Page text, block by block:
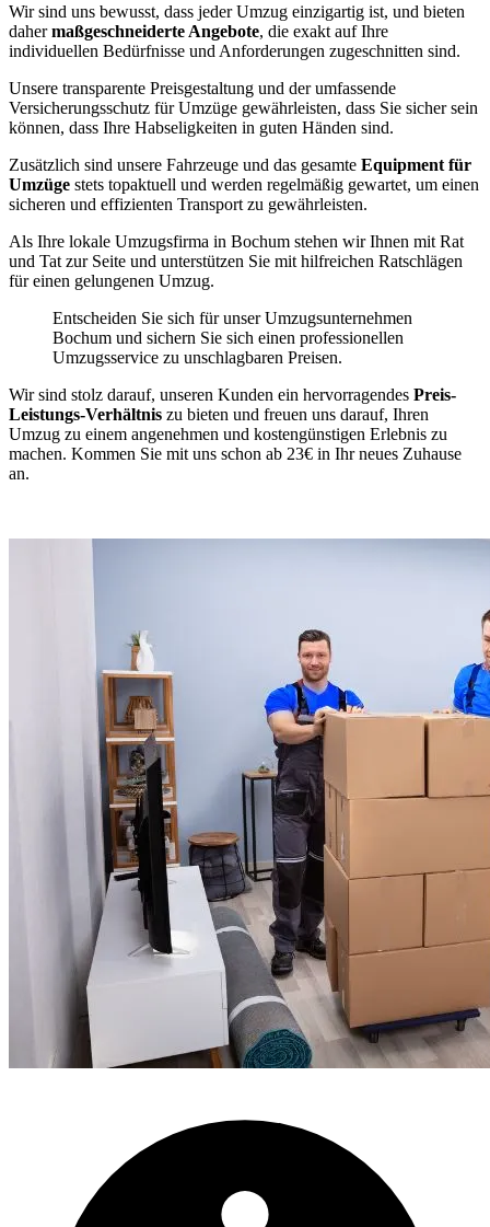
Wir sind uns bewusst, dass jeder Umzug einzigartig ist, und bieten
dahermaßgeschneiderte Angebote, die exakt auf Ihre
individuellen Bedürfnisse und Anforderungen zugeschnitten sind.
Unsere transparente Preisgestaltung und der umfassende
Versicherungsschutz für Umzüge gewährleisten, dass Sie sicher sein
können, dass Ihre Habseligkeiten in guten Händen sind.
Zusätzlich sind unsere Fahrzeuge und das gesamte Equipment für
Umzüge stets topaktuell und werden regelmäßig gewartet, um einen
sicheren und effizienten Transport zu gewährleisten.
Als Ihre lokale Umzugsfirma in Bochum stehen wir Ihnen mit Rat
und Tat zur Seite und unterstützen Sie mit hilfreichen Ratschlägen
für einen gelungenen Umzug.
Entscheiden Sie sich für unser Umzugsunternehmen
Bochum und sichern Sie sich einen professionellen
Umzugsservice zu unschlagbaren Preisen.
Wir sind stolz darauf, unseren Kunden ein hervorragendes Preis-
Leistungs-Verhältnis zu bieten und freuen uns darauf, Ihren
Umzug zu einem angenehmen und kostengünstigen Erlebnis zu
machen. Kommen Sie mit uns schon ab 23€ in Ihr neues Zuhause
an.